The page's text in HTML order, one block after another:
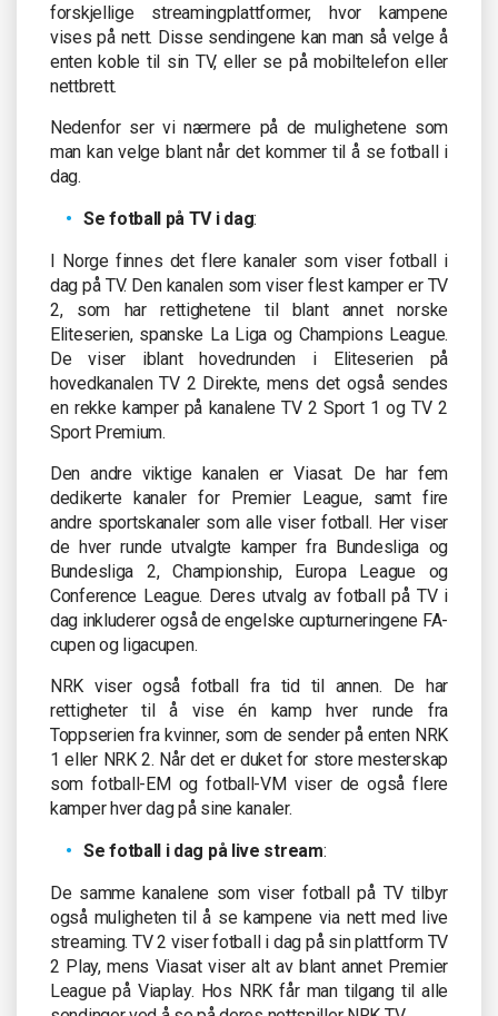
forskjellige streamingplattformer, hvor kampene
vises på nett. Disse sendingene kan man så velge å
enten koble til sin TV, eller se på mobiltelefon eller
nettbrett.
Nedenfor ser vi nærmere på de mulighetene som
man kan velge blant når det kommer til å se fotball i
dag.
Se fotball på TV i dag:
I Norge finnes det flere kanaler som viser fotball i
dag på TV. Den kanalen som viser flest kamper er TV
2, som har rettighetene til blant annet norske
Eliteserien, spanske La Liga og Champions League.
De viser iblant hovedrunden i Eliteserien på
hovedkanalen TV 2 Direkte, mens det også sendes
en rekke kamper på kanalene TV 2 Sport 1 og TV 2
Sport Premium.
Den andre viktige kanalen er Viasat. De har fem
dedikerte kanaler for Premier League, samt fire
andre sportskanaler som alle viser fotball. Her viser
de hver runde utvalgte kamper fra Bundesliga og
Bundesliga 2, Championship, Europa League og
Conference League. Deres utvalg av fotball på TV i
dag inkluderer også de engelske cupturneringene FA-
cupen og ligacupen.
NRK viser også fotball fra tid til annen. De har
rettigheter til å vise én kamp hver runde fra
Toppserien fra kvinner, som de sender på enten NRK
1 eller NRK 2. Når det er duket for store mesterskap
som fotball-EM og fotball-VM viser de også flere
kamper hver dag på sine kanaler.
Se fotball i dag på live stream:
De samme kanalene som viser fotball på TV tilbyr
også muligheten til å se kampene via nett med live
streaming. TV 2 viser fotball i dag på sin plattform TV
2 Play, mens Viasat viser alt av blant annet Premier
League på Viaplay. Hos NRK får man tilgang til alle